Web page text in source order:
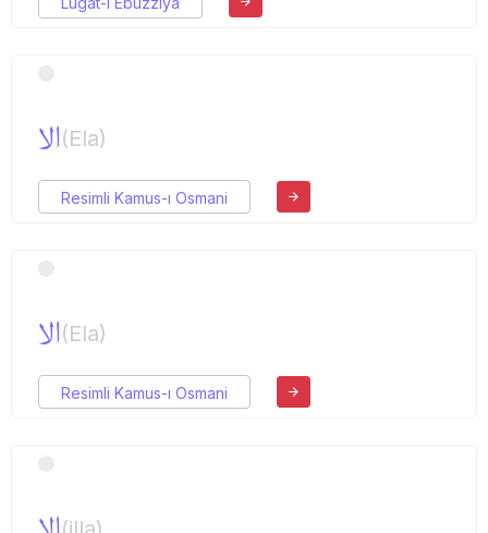
الا(Ela)
Resimli Kamus-ı Osmani
الا(Ela)
Resimli Kamus-ı Osmani